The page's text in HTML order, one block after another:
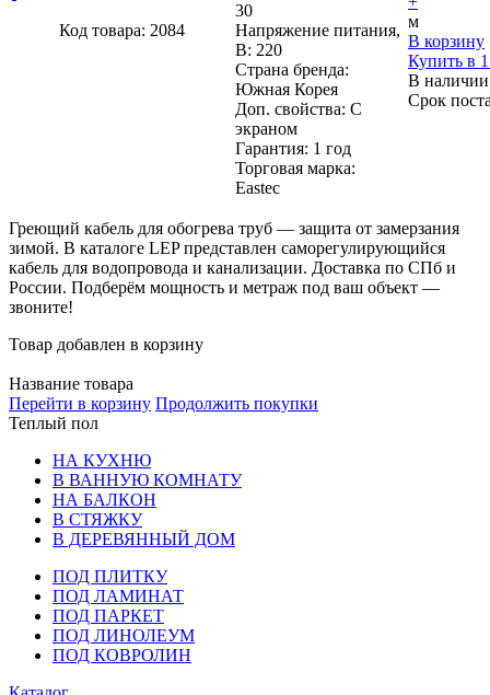
Код товара: 2084
30
Напряжение питания,
В: 220
Страна бренда:
Южная Корея
Доп. свойства: С
экраном
Гарантия: 1 год
Торговая марка:
Eastec
м
В корзину
Купить в
В
Срок
Греющий кабель для обогрева труб — защита от замерзания
зимой. В каталоге LEP представлен саморегулирующийся
кабель для водопровода и канализации. Доставка по СПб и
России. Подберём мощность и метраж под ваш объект —
звоните!
Товар добавлен в корзину
Название товара
Перейти в корзину Продолжить покупки
Теплый пол
НА КУХНЮ
В ВАННУЮ КОМНАТУ
НА БАЛКОН
В СТЯЖКУ
В ДЕРЕВЯННЫЙ ДОМ
ПОД ПЛИТКУ
ПОД ЛАМИНАТ
ПОД ПАРКЕТ
ПОД ЛИНОЛЕУМ
ПОД КОВРОЛИН